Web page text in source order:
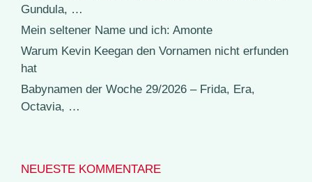
Gundula, …
Mein seltener Name und ich: Amonte
Warum Kevin Keegan den Vornamen nicht erfunden
hat
Babynamen der Woche 29/2026 – Frida, Era,
Octavia, …
NEUESTE KOMMENTARE